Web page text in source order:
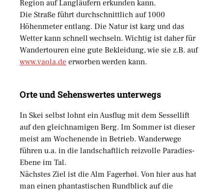
Region auf Langläufern erkunden kann.
Die Straße führt durchschnittlich auf 1000
Höhenmeter entlang. Die Natur ist karg und das
Wetter kann schnell wechseln. Wichtig ist daher für
Wandertouren eine gute Bekleidung, wie sie z.B. auf
www.vaola.de erworben werden kann.
Orte und Sehenswertes unterwegs
In Skei selbst lohnt ein Ausflug mit dem Sessellift
auf den gleichnamigen Berg. Im Sommer ist dieser
meist am Wochenende in Betrieb. Wanderwege
führen u.a. in die landschaftlich reizvolle Paradies-
Ebene im Tal.
Nächstes Ziel ist die Alm Fagerhøi. Von hier aus hat
man einen phantastischen Rundblick auf die